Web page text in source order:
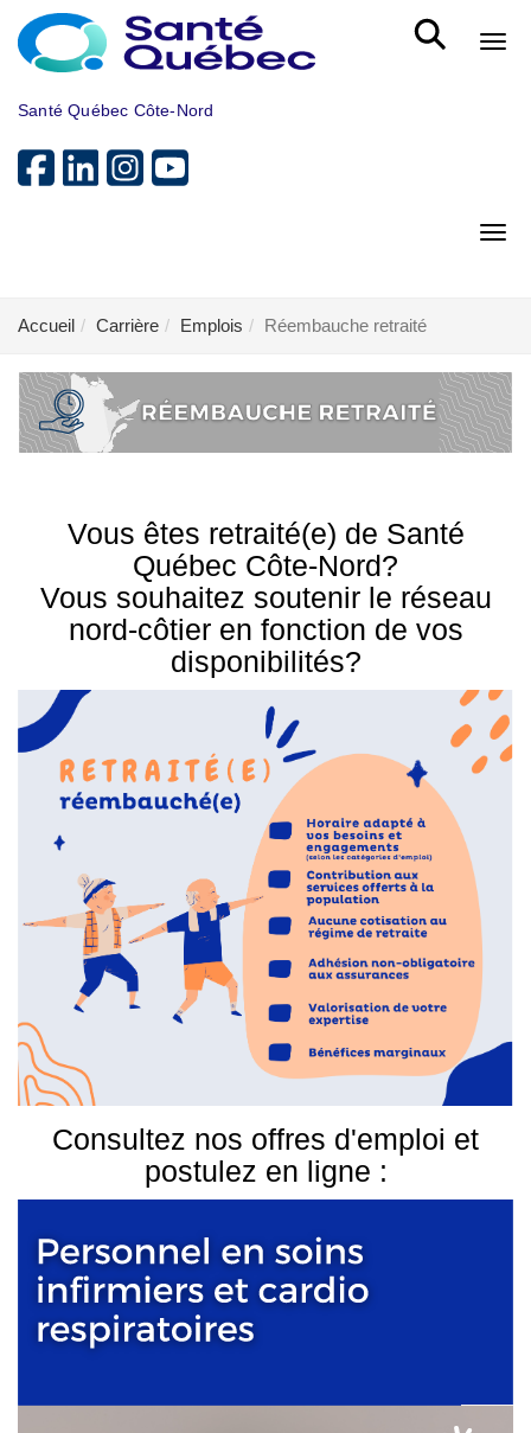
Aller au menu principal
Santé Québec Côte-Nord
Accueil Carrière Emplois Réembauche retraité
Vous êtes retraité(e) de Santé
Québec Côte-Nord?
Vous souhaitez soutenir le réseau
nord-côtier en fonction de vos
disponibilités?
Consultez nos offres d'emploi et
postulez en ligne :